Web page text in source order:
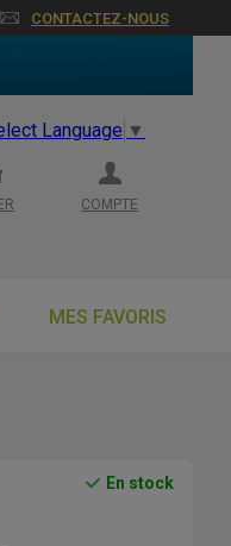
CONTACTEZ-NOUS
Language ▼
COMPTE
MES FAVORIS
En stock